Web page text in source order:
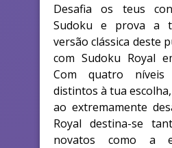
Desafia os teus
Sudoku e prova a
versão clássica deste
com Sudoku Royal
Com quatro níveis
distintos à tua
ao extremamente
Royal destina-se
novatos como a